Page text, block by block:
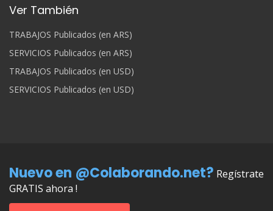
Ver También
TRABAJOS Publicados (en ARS)
SERVICIOS Publicados (en ARS)
TRABAJOS Publicados (en USD)
SERVICIOS Publicados (en USD)
Nuevo en @Colaborando.net? Regístrate
GRATIS ahora !